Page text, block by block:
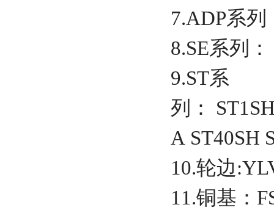
7.ADP系列
8.SE系列：
9.ST系
列：
A ST40SH
10.轮边
11.铜基：